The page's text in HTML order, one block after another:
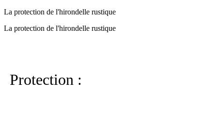
La protection de l'hirondelle rustique
La protection de l'hirondelle rustique
Protection :